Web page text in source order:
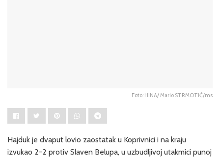
Foto: HINA/ Mario STRMOTIĆ/ms
Hajduk je dvaput lovio zaostatak u Koprivnici i na kraju
izvukao 2-2 protiv Slaven Belupa, u uzbudljivoj utakmici punoj